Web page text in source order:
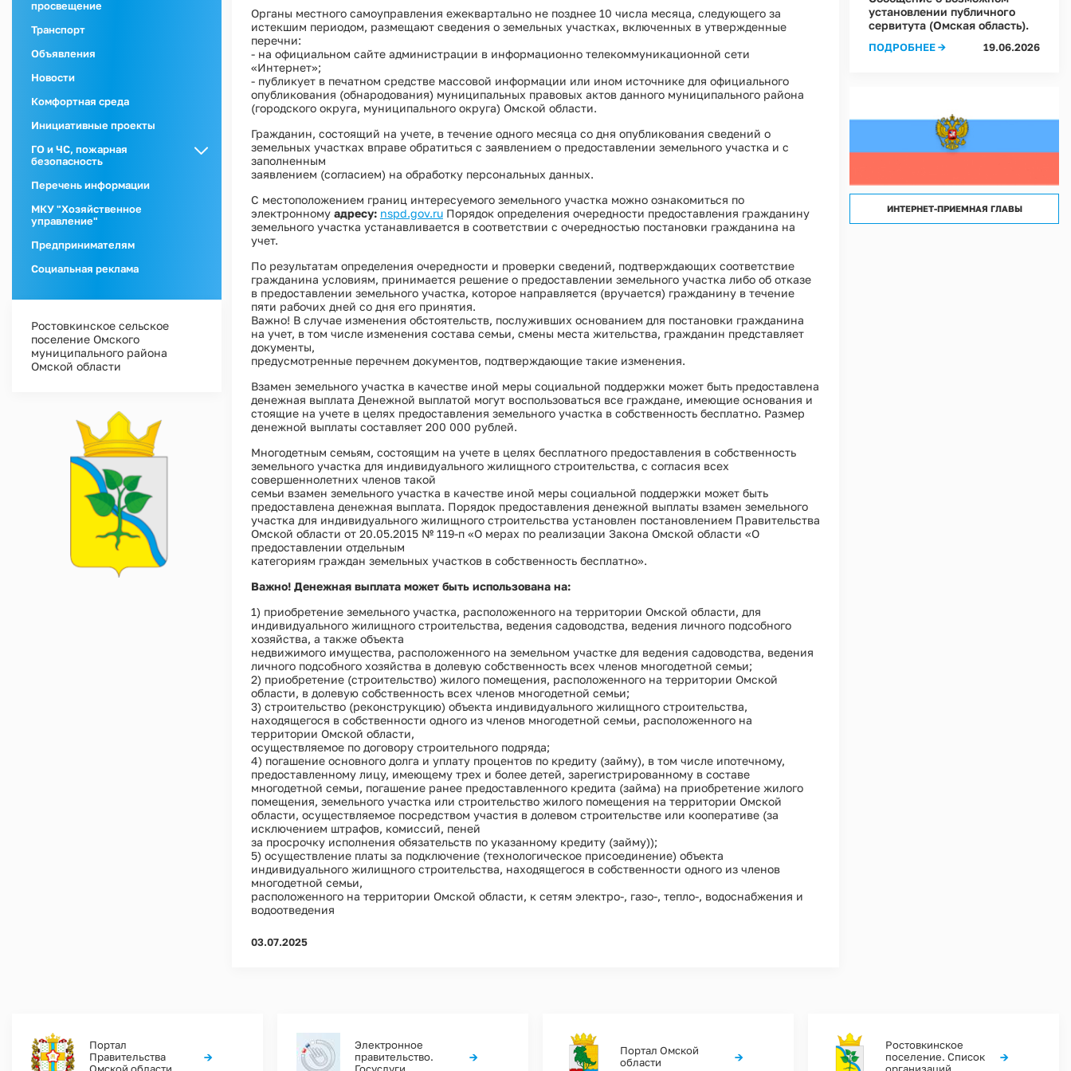
Сведения об установлении классов (подклассов) условий труда на рабочих местах в Администрации Ростовкинского
Сведения об установлении классов (подклассов) условий труда на рабочих местах в МКУ "Хозяйственное управление
Условия и результаты конкурсов
просвещение
Транспорт
Объявления
Новости
Комфортная среда
Инициативные проекты
ГО и ЧС, пожарная
безопасность
ГО и ЧС
Пожарная
безопасность
Перечень информации
МКУ "Хозяйственное
управление"
Предпринимателям
Социальная реклама
Ростовкинское сельское
поселение Омского
муниципального района
Омской области
Органы местного самоуправления ежеквартально не позднее 10 числа месяца, следующего за
истекшим периодом, размещают сведения о земельных участках, включенных в утвержденные
перечни:
- на официальном сайте администрации в информационно телекоммуникационной сети
«Интернет»;
- публикует в печатном средстве массовой информации или ином источнике для официального
опубликования (обнародования) муниципальных правовых актов данного муниципального района
(городского округа, муниципального округа) Омской области.
Гражданин, состоящий на учете, в течение одного месяца со дня опубликования сведений о
земельных участках вправе обратиться с заявлением о предоставлении земельного участка и с
заполненным
заявлением (согласием) на обработку персональных данных.
С местоположением границ интересуемого земельного участка можно ознакомиться по
электронному адресу: nspd.gov.ruПорядок определения очередности предоставления гражданину
земельного участка устанавливается в соответствии с очередностью постановки гражданина на
учет.
По результатам определения очередности и проверки сведений, подтверждающих соответствие
гражданина условиям, принимается решение о предоставлении земельного участка либо об отказе
в предоставлении земельного участка, которое направляется (вручается) гражданину в течение
пяти рабочих дней со дня его принятия.
Важно! В случае изменения обстоятельств, послуживших основанием для постановки гражданина
на учет, в том числе изменения состава семьи, смены места жительства, гражданин представляет
документы,
предусмотренные перечнем документов, подтверждающие такие изменения.
Взамен земельного участка в качестве иной меры социальной поддержки может быть предоставлена
денежная выплата Денежной выплатой могут воспользоваться все граждане, имеющие основания и
стоящие на учете в целях предоставления земельного участка в собственность бесплатно. Размер
денежной выплаты составляет 200 000 рублей.
Многодетным семьям, состоящим на учете в целях бесплатного предоставления в собственность
земельного участка для индивидуального жилищного строительства, с согласия всех
совершеннолетних членов такой
семьи взамен земельного участка в качестве иной меры социальной поддержки может быть
предоставлена денежная выплата. Порядок предоставления денежной выплаты взамен земельного
участка для индивидуального жилищного строительства установлен постановлением Правительства
Омской области от 20.05.2015 № 119-п «О мерах по реализации Закона Омской области «О
предоставлении отдельным
категориям граждан земельных участков в собственность бесплатно».
Важно! Денежная выплата может быть использована на:
1) приобретение земельного участка, расположенного на территории Омской области, для
индивидуального жилищного строительства, ведения садоводства, ведения личного подсобного
хозяйства, а также объекта
недвижимого имущества, расположенного на земельном участке для ведения садоводства, ведения
личного подсобного хозяйства в долевую собственность всех членов многодетной семьи;
2) приобретение (строительство) жилого помещения, расположенного на территории Омской
области, в долевую собственность всех членов многодетной семьи;
3) строительство (реконструкцию) объекта индивидуального жилищного строительства,
находящегося в собственности одного из членов многодетной семьи, расположенного на
территории Омской области,
осуществляемое по договору строительного подряда;
4) погашение основного долга и уплату процентов по кредиту (займу), в том числе ипотечному,
предоставленному лицу, имеющему трех и более детей, зарегистрированному в составе
многодетной семьи, погашение ранее предоставленного кредита (займа) на приобретение жилого
помещения, земельного участка или строительство жилого помещения на территории Омской
области, осуществляемое посредством участия в долевом строительстве или кооперативе (за
исключением штрафов, комиссий, пеней
за просрочку исполнения обязательств по указанному кредиту (займу));
5) осуществление платы за подключение (технологическое присоединение) объекта
индивидуального жилищного строительства, находящегося в собственности одного из членов
многодетной семьи,
расположенного на территории Омской области, к сетям электро-, газо-, тепло-, водоснабжения и
водоотведения
03.07.2025
установлении публичного
сервитута (Омская область).
ПОДРОБНЕЕ → 19.06.2026
ИНТЕРНЕТ-ПРИЕМНАЯ ГЛАВЫ
Портал
Правительства
Омской области
→
Электронное
правительство.
Госуслуги
→
Портал Омской
области
→
Ростовкинское
поселение. Список
организаций
→